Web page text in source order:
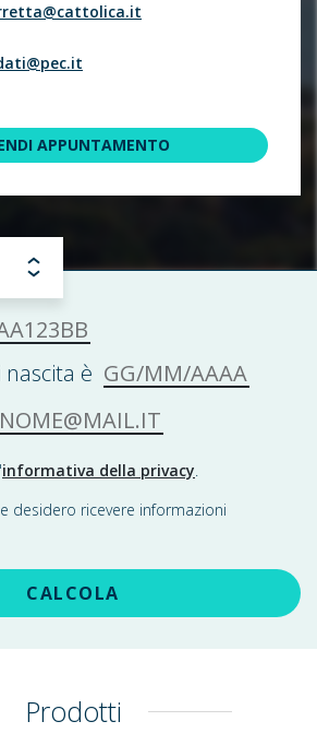
APPUNTAMENTO
AA123BB
è GG/MM/AAAA
NOME@MAIL.IT
informativa della privacy.
desidero ricevere informazioni
CALCOLA
Prodotti